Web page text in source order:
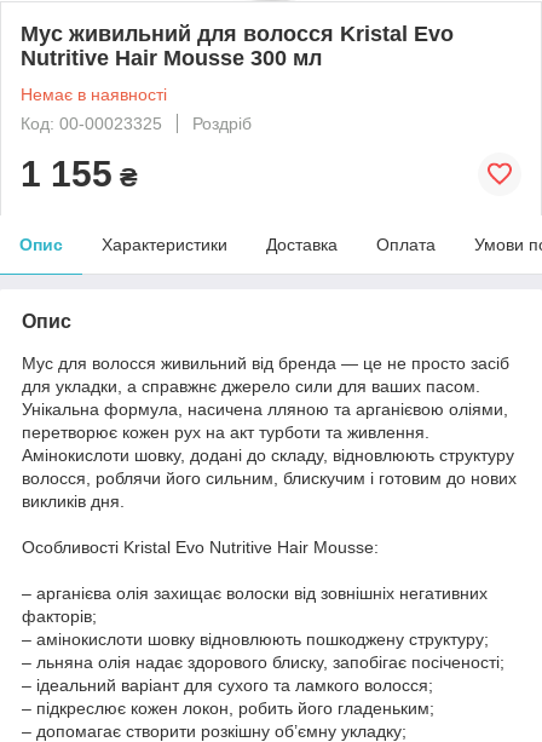
Мус живильний для волосся Kristal Evo
Nutritive Hair Mousse 300 мл
Немає в наявності
Код: 00-00023325
Роздріб
1 155 ₴
Опис Характеристики Доставка Оплата Умови
Опис
Мус для волосся живильний від бренда — це не просто засіб
для укладки, а справжнє джерело сили для ваших пасом.
Унікальна формула, насичена лляною та арганієвою оліями,
перетворює кожен рух на акт турботи та живлення.
Амінокислоти шовку, додані до складу, відновлюють структуру
волосся, роблячи його сильним, блискучим і готовим до нових
викликів дня.
Особливості Kristal Evo Nutritive Hair Mousse:
– арганієва олія захищає волоски від зовнішніх негативних
факторів;
– амінокислоти шовку відновлюють пошкоджену структуру;
– льняна олія надає здорового блиску, запобігає посіченості;
– ідеальний варіант для сухого та ламкого волосся;
– підкреслює кожен локон, робить його гладеньким;
– допомагає створити розкішну об’ємну укладку;